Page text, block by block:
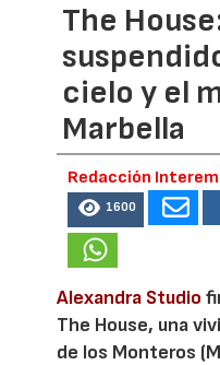
The
cielo y el
Marbella
Redacción
1600
Alexandra Studio
The House, una
de los Monteros